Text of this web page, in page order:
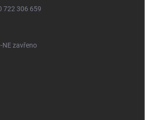
722 306 659
NE zavřeno